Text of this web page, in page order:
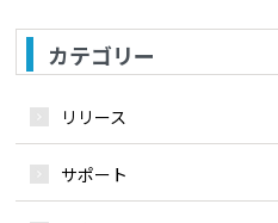
カテゴリー
リリース
サポート